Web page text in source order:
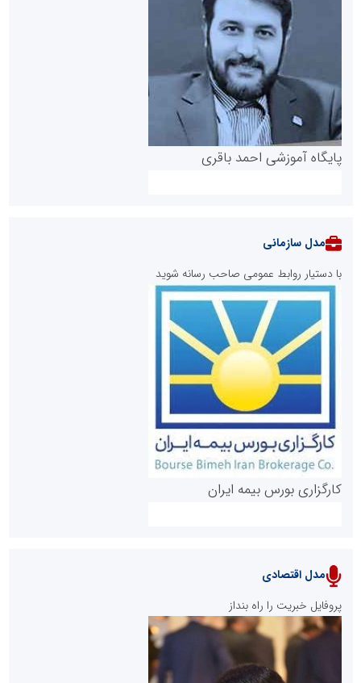
پایگاه آموزشی احمد باقری
روابط عمومی خبرگزاری گزارش خبر
پایگاه خبری نهضت ملی مسکن
مدل سازمانی
با دستیار روابط عمومی صاحب رسانه شوید
کارگزاری بورس بیمه ایران
مدل اقتصادی
پروفایل خبریت را راه بنداز